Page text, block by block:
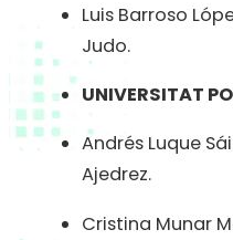
Luis Barroso
Judo.
UNIVERSITAT
Andrés Luque
Ajedrez.
Cristina Munar